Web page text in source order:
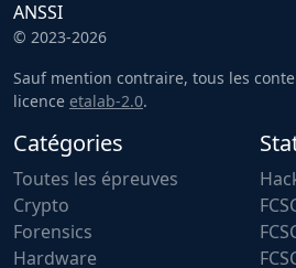
ANSSI
© 2023-2026
Sauf mention contraire, tous les
licence etalab-2.0.
Catégories
Toutes les épreuves
Crypto
Forensics
Hardware